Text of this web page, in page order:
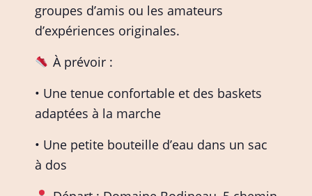
groupes d’amis ou les amateurs
d’expériences originales.
À prévoir :
• Une tenue confortable et des baskets
adaptées à la marche
• Une petite bouteille d’eau dans un sac
à dos